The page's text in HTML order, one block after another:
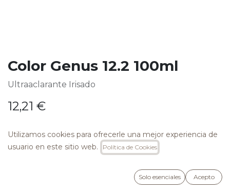
Color Genus 12.2 100ml
Ultraaclarante Irisado
12,21 €
AÑADIR A LA CESTA
Utilizamos cookies para ofrecerle una mejor experiencia de
usuario en este sitio web.
Política de Cookies
Solo esenciales Acepto